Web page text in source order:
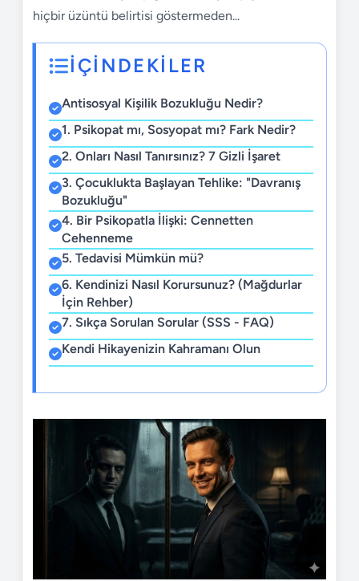
hiçbir üzüntü belirtisi göstermeden...
İÇİNDEKİLER
Antisosyal Kişilik Bozukluğu Nedir?
1. Psikopat mı, Sosyopat mı? Fark Nedir?
2. Onları Nasıl Tanırsınız? 7 Gizli İşaret
3. Çocuklukta Başlayan Tehlike: "Davranış
Bozukluğu"
4. Bir Psikopatla İlişki: Cennetten
Cehenneme
5. Tedavisi Mümkün mü?
6. Kendinizi Nasıl Korursunuz? (Mağdurlar
İçin Rehber)
7. Sıkça Sorulan Sorular (SSS - FAQ)
Kendi Hikayenizin Kahramanı Olun